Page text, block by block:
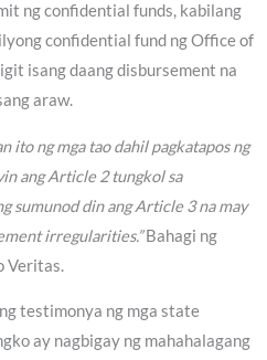
ng confidential funds, kabilang
confidential fund ng Office of
isang daang disbursement na
araw.
ito ng mga tao dahil pagkatapos ng
ang Article 2 tungkol sa
sumunod din ang Article 3 na may
irregularities.”Bahagi ng
Veritas.
testimonya ng mga state
ay nagbigay ng mahahalagang